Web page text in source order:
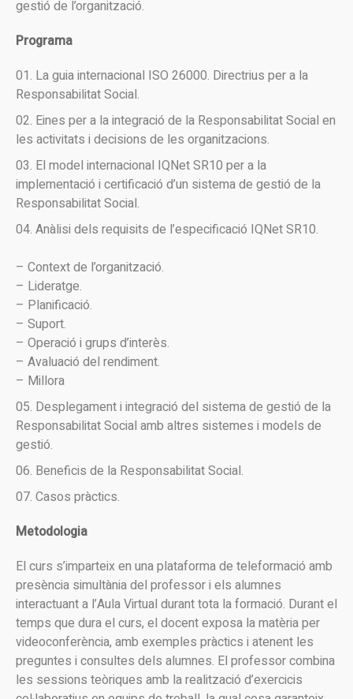
gestió de l’organització.
Programa
La guia internacional ISO 26000. Directrius per a la
Responsabilitat Social.
Eines per a la integració de la Responsabilitat Social en
les activitats i decisions de les organitzacions.
El model internacional IQNet SR10 per a la
implementació i certificació d’un sistema de gestió de la
Responsabilitat Social.
Anàlisi dels requisits de l’especificació IQNet SR10.
– Context de l’organització.
– Lideratge.
– Planificació.
– Suport.
– Operació i grups d’interès.
– Avaluació del rendiment.
– Millora
Desplegament i integració del sistema de gestió de la
Responsabilitat Social amb altres sistemes i models de
gestió.
Beneficis de la Responsabilitat Social.
Casos pràctics.
Metodologia
El curs s’imparteix en una plataforma de teleformació amb
presència simultània del professor i els alumnes
interactuant a l’Aula Virtual durant tota la formació. Durant el
temps que dura el curs, el docent exposa la matèria per
videoconferència, amb exemples pràctics i atenent les
preguntes i consultes dels alumnes. El professor combina
les sessions teòriques amb la realització d’exercicis